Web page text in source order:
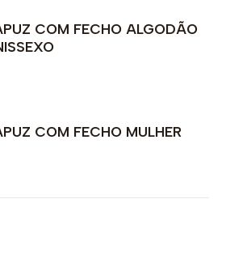
COM FECHO ALGODÃO
COM FECHO MULHER